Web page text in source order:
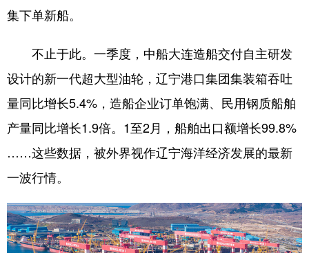
多语种频道
Русский язык 日本語 한국어
Deutsch
集下单新船。
不止于此。一季度，中船大连造船交付自主研发
设计的新一代超大型油轮，辽宁港口集团集装箱吞吐
量同比增长5.4%，造船企业订单饱满、民用钢质船舶
产量同比增长1.9倍。1至2月，船舶出口额增长99.8%
……这些数据，被外界视作辽宁海洋经济发展的最新
一波行情。